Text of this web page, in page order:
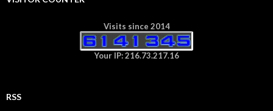
Visits since 2014
Your IP: 216.73.217.16
RSS